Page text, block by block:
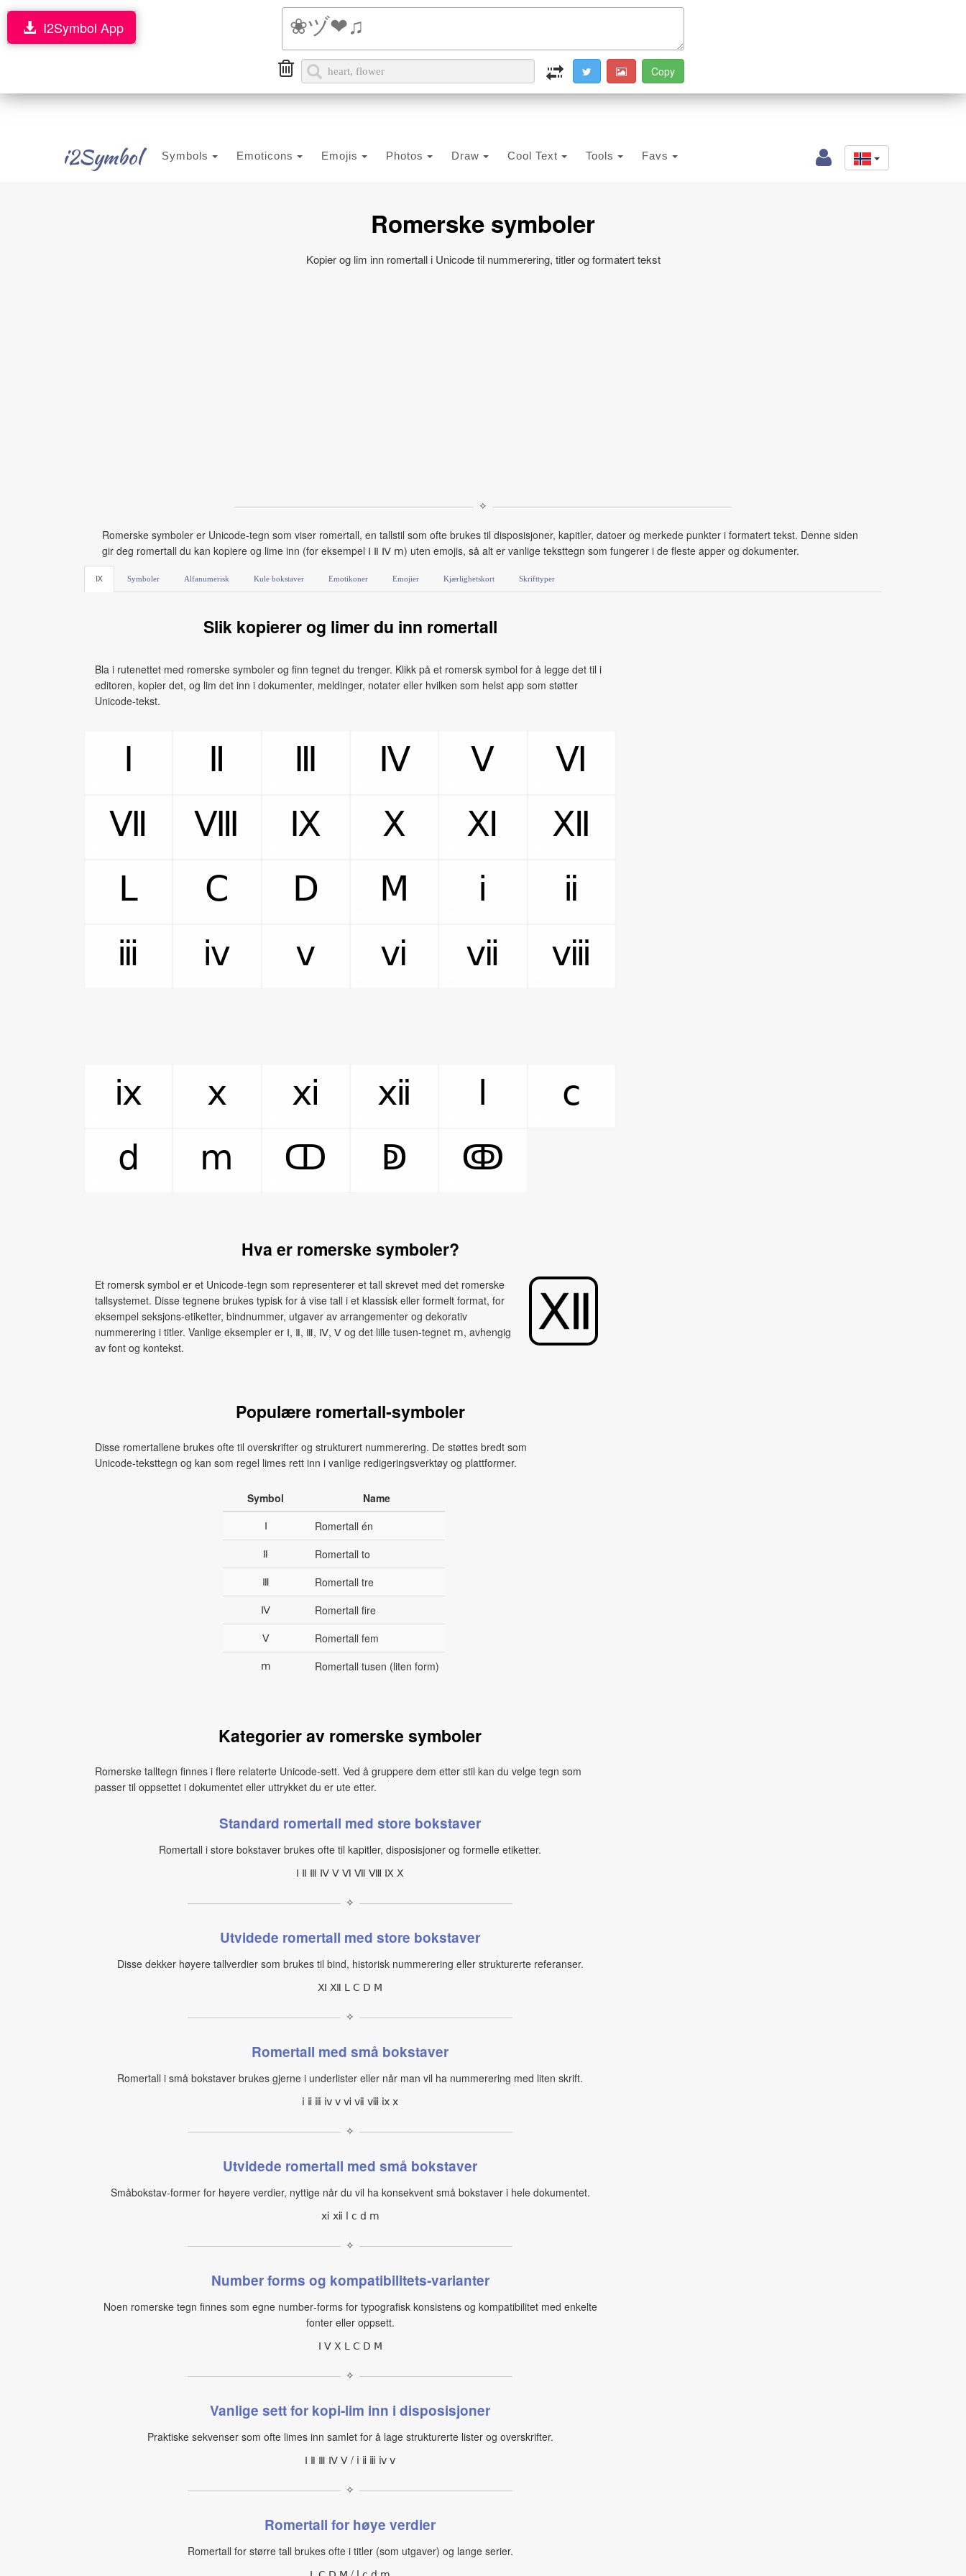
i2Symbol Symbols Emoticons Emojis Photos Draw Cool Text Tools Favs
I2Symbol App
Romerske symboler
Kopier og lim inn romertall i Unicode til nummerering, titler og formatert tekst
✧
Romerske symboler er Unicode‑tegn som viser romertall, en tallstil som ofte brukes til disposisjoner, kapitler, datoer og merkede punkter i formatert tekst. Denne siden
gir deg romertall du kan kopiere og lime inn (for eksempel Ⅰ Ⅱ Ⅳ ⅿ) uten emojis, så alt er vanlige teksttegn som fungerer i de fleste apper og dokumenter.
Ⅸ Symboler Alfanumerisk Kule bokstaver Emotikoner Emojier Kjærlighetskort Skrifttyper
Slik kopierer og limer du inn romertall
Bla i rutenettet med romerske symboler og finn tegnet du trenger. Klikk på et romersk symbol for å legge det til i
editoren, kopier det, og lim det inn i dokumenter, meldinger, notater eller hvilken som helst app som støtter
Unicode‑tekst.
Ⅰ Ⅱ Ⅲ Ⅳ Ⅴ
Ⅵ
Ⅶ
Ⅷ Ⅸ Ⅹ Ⅺ
Ⅻ
Ⅼ
Ⅽ Ⅾ Ⅿ ⅰ
ⅱ
ⅲ
ⅳ ⅴ ⅵ ⅶ ⅷ
ⅸ ⅹ ⅺ ⅻ
ⅽ
ⅾ
ⅿ ↀ ↁ ↂ
Hva er romerske symboler?
Et romersk symbol er et Unicode‑tegn som representerer et tall skrevet med det romerske
tallsystemet. Disse tegnene brukes typisk for å vise tall i et klassisk eller formelt format, for
eksempel seksjons‑etiketter, bindnummer, utgaver av arrangementer og dekorativ
nummerering i titler. Vanlige eksempler er Ⅰ, Ⅱ, Ⅲ, Ⅳ, Ⅴ og det lille tusen‑tegnet ⅿ, avhengig
av font og kontekst.
Populære romertall‑symboler
Disse romertallene brukes ofte til overskrifter og strukturert nummerering. De støttes bredt som
Unicode‑teksttegn og kan som regel limes rett inn i vanlige redigeringsverktøy og plattformer.
Symbol
Name
Ⅰ
Romertall én
Ⅱ
Romertall to
Ⅲ
Romertall tre
Ⅳ
Romertall fire
Ⅴ
Romertall fem
ⅿ
Romertall tusen (liten form)
Kategorier av romerske symboler
Romerske talltegn finnes i flere relaterte Unicode‑sett. Ved å gruppere dem etter stil kan du velge tegn som
passer til oppsettet i dokumentet eller uttrykket du er ute etter.
Standard romertall med store bokstaver
Romertall i store bokstaver brukes ofte til kapitler, disposisjoner og formelle etiketter.
Ⅰ Ⅱ Ⅲ Ⅳ Ⅴ Ⅵ Ⅶ Ⅷ Ⅸ Ⅹ
✧
Utvidede romertall med store bokstaver
Disse dekker høyere tallverdier som brukes til bind, historisk nummerering eller strukturerte referanser.
Ⅺ Ⅻ Ⅼ Ⅽ Ⅾ Ⅿ
✧
Romertall med små bokstaver
Romertall i små bokstaver brukes gjerne i underlister eller når man vil ha nummerering med liten skrift.
ⅰ ⅱ ⅲ ⅳ ⅴ ⅵ ⅶ ⅷ ⅸ ⅹ
✧
Utvidede romertall med små bokstaver
Småbokstav‑former for høyere verdier, nyttige når du vil ha konsekvent små bokstaver i hele dokumentet.
ⅺ ⅻ ⅼ ⅽ ⅾ ⅿ
✧
Number forms og kompatibilitets‑varianter
Noen romerske tegn finnes som egne number‑forms for typografisk konsistens og kompatibilitet med enkelte
fonter eller oppsett.
Ⅰ Ⅴ Ⅹ Ⅼ Ⅽ Ⅾ Ⅿ
✧
Vanlige sett for kopi‑lim inn i disposisjoner
Praktiske sekvenser som ofte limes inn samlet for å lage strukturerte lister og overskrifter.
Ⅰ Ⅱ Ⅲ Ⅳ Ⅴ / ⅰ ⅱ ⅲ ⅳ ⅴ
✧
Romertall for høye verdier
Romertall for større tall brukes ofte i titler (som utgaver) og lange serier.